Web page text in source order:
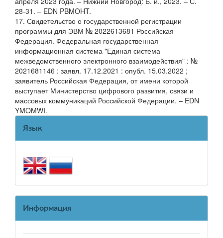
28-31. – EDN PBMOHT.
17. Свидетельство о государственной регистрации
программы для ЭВМ № 2022613681 Российская
Федерация. Федеральная государственная
информационная система "Единая система
межведомственного электронного взаимодействия" : №
2021681146 : заявл. 17.12.2021 : опубл. 15.03.2022 ;
заявитель Российская Федерация, от имени которой
выступает Министерство цифрового развития, связи и
массовых коммуникаций Российской Федерации. – EDN
YMOMWI.
Язык
Информация